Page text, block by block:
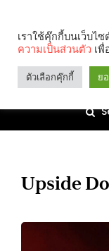
Upside
เราใช้คุ๊กกี้บนเว็บไ
ความเป็นส่วนตัว เพื่
ตัวเลือกคุ๊กกี้ ย